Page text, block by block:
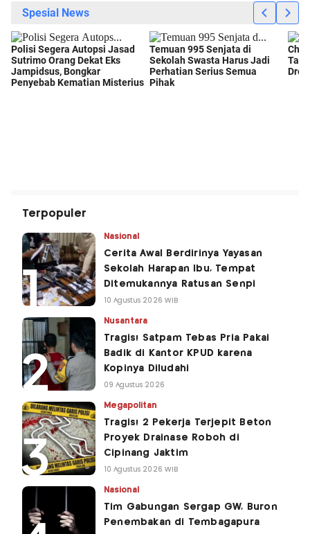
Terpopuler
Nasional
Cerita Awal Berdirinya Yayasan
Sekolah Harapan Ibu, Tempat
Ditemukannya Ratusan Senpi
10 Agustus 2026 WIB
Nusantara
Tragis! Satpam Tebas Pria Pakai
Badik di Kantor KPUD karena
Kopinya Diludahi
09 Agustus 2026
Megapolitan
Tragis! 2 Pekerja Terjepit Beton
Proyek Drainase Roboh di
Cipinang Jaktim
10 Agustus 2026 WIB
Nasional
Tim Gabungan Sergap GW, Buron
Penembakan di Tembagapura